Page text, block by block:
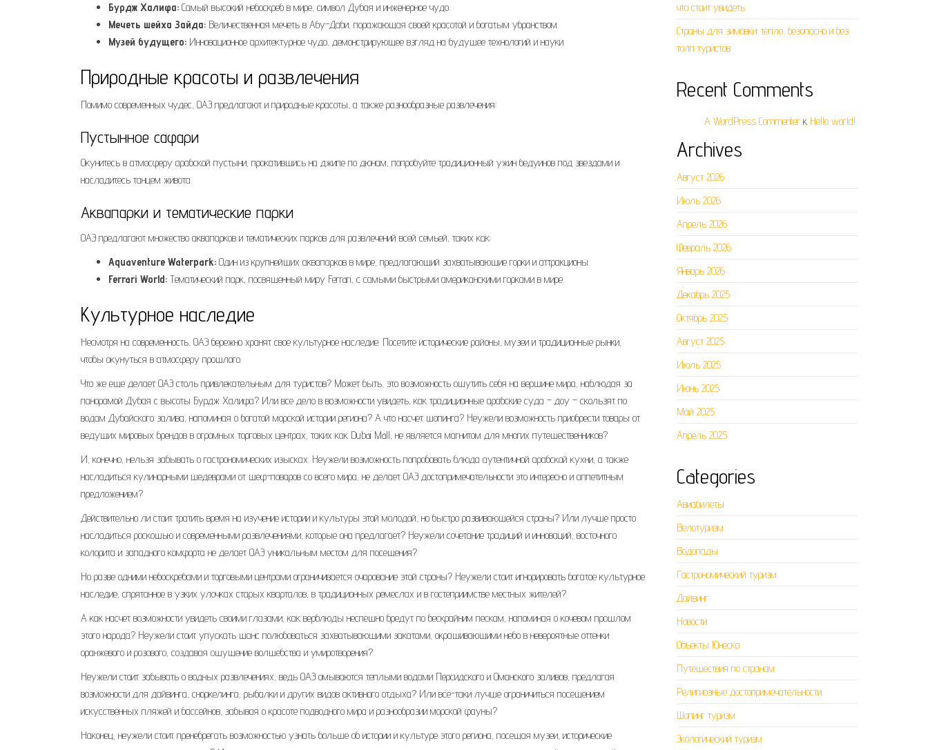
Бурдж Халифа: Самый высокий небоскреб в мире, символ Дубая и инженерное чудо.
Мечеть шейха Зайда: Величественная мечеть в Абу-Даби, поражающая своей красотой и богатым убранством.
Музей будущего: Инновационное архитектурное чудо, демонстрирующее взгляд на будущее технологий и науки.
Природные красоты и развлечения
Помимо современных чудес, ОАЭ предлагают и природные красоты, а также разнообразные развлечения:
Пустынное сафари
Окунитесь в атмосферу арабской пустыни, прокатившись на джипе по дюнам, попробуйте традиционный ужин бедуинов под звездами и
насладитесь танцем живота.
Аквапарки и тематические парки
ОАЭ предлагают множество аквапарков и тематических парков для развлечений всей семьей, таких как:
Aquaventure Waterpark: Один из крупнейших аквапарков в мире, предлагающий захватывающие горки и аттракционы.
Ferrari World: Тематический парк, посвященный миру Ferrari, с самыми быстрыми американскими горками в мире.
Культурное наследие
Несмотря на современность, ОАЭ бережно хранят свое культурное наследие. Посетите исторические районы, музеи и традиционные рынки,
чтобы окунуться в атмосферу прошлого.
Что же еще делает ОАЭ столь привлекательным для туристов? Может быть, это возможность ощутить себя на вершине мира, наблюдая за
панорамой Дубая с высоты Бурдж Халифа? Или все дело в возможности увидеть, как традиционные арабские суда – доу – скользят по
водам Дубайского залива, напоминая о богатой морской истории региона? А что насчет шопинга? Неужели возможность приобрести товары от
ведущих мировых брендов в огромных торговых центрах, таких как Dubai Mall, не является магнитом для многих путешественников?
И, конечно, нельзя забывать о гастрономических изысках. Неужели возможность попробовать блюда аутентичной арабской кухни, а также
насладиться кулинарными шедеврами от шеф-поваров со всего мира, не делает ОАЭ достопримечательности это интересно и аппетитным
предложением?
Действительно ли стоит тратить время на изучение истории и культуры этой молодой, но быстро развивающейся страны? Или лучше просто
насладиться роскошью и современными развлечениями, которые она предлагает? Неужели сочетание традиций и инноваций, восточного
колорита и западного комфорта не делает ОАЭ уникальным местом для посещения?
Но разве одними небоскребами и торговыми центрами ограничивается очарование этой страны? Неужели стоит игнорировать богатое культурное
наследие, спрятанное в узких улочках старых кварталов, в традиционных ремеслах и в гостеприимстве местных жителей?
А как насчет возможности увидеть своими глазами, как верблюды неспешно бредут по бескрайним пескам, напоминая о кочевом прошлом
этого народа? Неужели стоит упускать шанс полюбоваться захватывающими закатами, окрашивающими небо в невероятные оттенки
оранжевого и розового, создавая ощущение волшебства и умиротворения?
Неужели стоит забывать о водных развлечениях, ведь ОАЭ омываются теплыми водами Персидского и Оманского заливов, предлагая
возможности для дайвинга, сноркелинга, рыбалки и других видов активного отдыха? Или все-таки лучше ограничиться посещением
искусственных пляжей и бассейнов, забывая о красоте подводного мира и разнообразии морской фауны?
Наконец, неужели стоит пренебрегать возможностью узнать больше об истории и культуре этого региона, посещая музеи, исторические
что стоит увидеть
Страны для зимовки: тепло, безопасно и без
толп туристов
Recent Comments
A WordPress Commenterк Hello world!
Archives
Август 2026
Июль 2026
Апрель 2026
Февраль 2026
Январь 2026
Декабрь 2025
Октябрь 2025
Август 2025
Июль 2025
Июнь 2025
Май 2025
Апрель 2025
Categories
Авиабилеты
Велотуризм
Водопады
Гастрономический туризм
Дайвинг
Новости
Объекты Юнеско
Путешествия по странам
Религиозные достопримечательности
Шопинг туризм
Экологический туризм